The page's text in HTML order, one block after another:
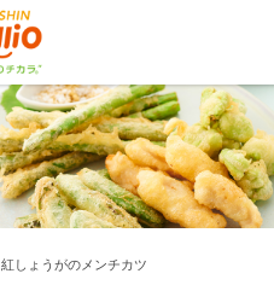
紅しょうがのメンチカツ